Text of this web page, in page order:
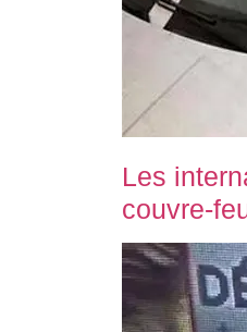
Les
couvre-